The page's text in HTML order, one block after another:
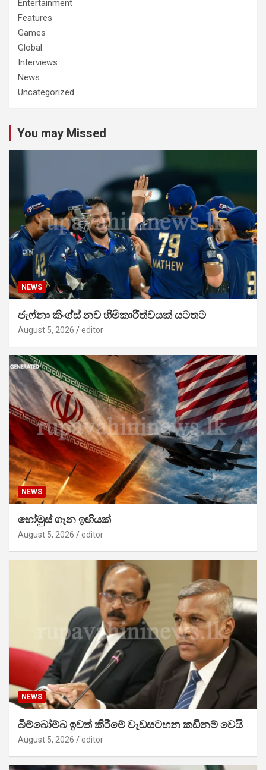
Entertainment
Features
Games
Global
Interviews
News
Uncategorized
You may Missed
NEWS
ජැෆ්නා කිංග්ස් නව හිමිකාරීත්වයක් යටතට
August 5, 2026 editor
NEWS
හෝමුස් ගැන ඉඟියක්
August 5, 2026 editor
NEWS
බිම්බෝම්බ ඉවත් කිරීමේ වැඩසටහන කඩිනම් වෙයි
August 5, 2026 editor